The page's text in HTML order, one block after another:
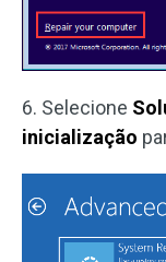
6. Selecione
inicialização